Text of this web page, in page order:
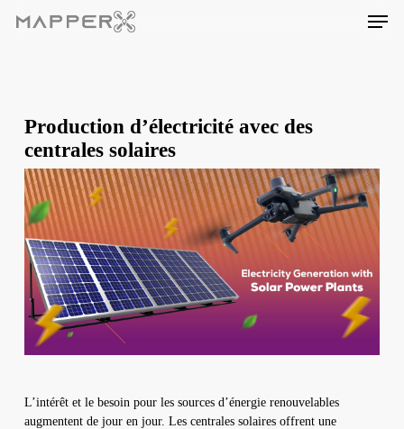
Menu
Production d’électricité avec des
centrales solaires
L’intérêt et le besoin pour les sources d’énergie renouvelables
augmentent de jour en jour. Les centrales solaires offrent une